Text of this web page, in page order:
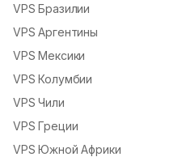
VPS Бразилии
VPS Аргентины
VPS Мексики
VPS Колумбии
VPS Чили
VPS Греции
VPS Южной Африки